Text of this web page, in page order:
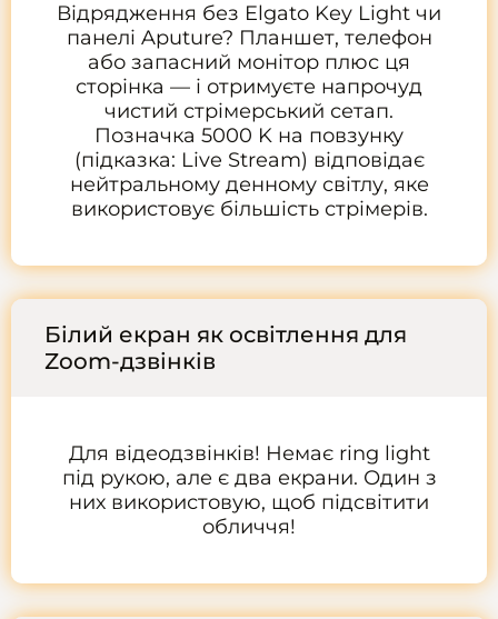
Відрядження без Elgato Key Light чи
панелі Aputure? Планшет, телефон
або запасний монітор плюс ця
сторінка — і отримуєте напрочуд
чистий стрімерський сетап.
Позначка 5000 K на повзунку
(підказка: Live Stream) відповідає
нейтральному денному світлу, яке
використовує більшість стрімерів.
Білий екран як освітлення для
Zoom-дзвінків
Для відеодзвінків! Немає ring light
під рукою, але є два екрани. Один з
них використовую, щоб підсвітити
обличчя!